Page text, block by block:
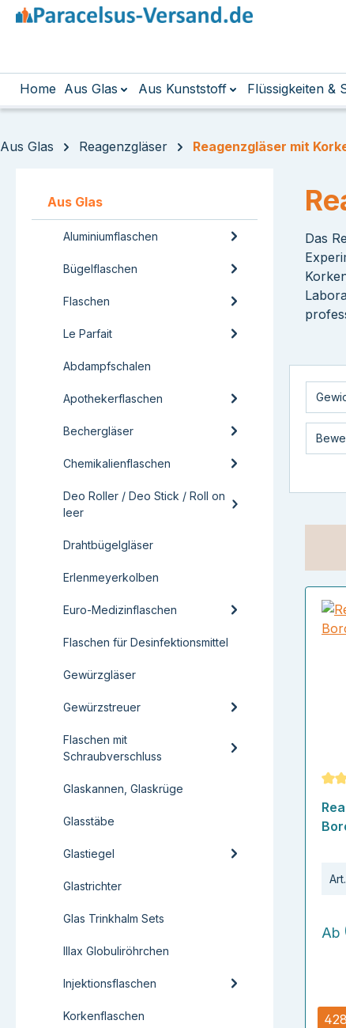
Hauptinhalt springen
Zur Suche springen
Zur Hauptnavigation springen
Home Aus Glas Aus Kunststoff Flüssigkeiten &
Aus Glas Reagenzgläser Reagenzgläser mit
Aus Glas
Aluminiumflaschen
Bügelflaschen
Flaschen
Le Parfait
Abdampfschalen
Apothekerflaschen
Bechergläser
Chemikalienflaschen
Deo Roller / Deo Stick / Roll on
leer
Drahtbügelgläser
Erlenmeyerkolben
Euro-Medizinflaschen
Flaschen für Desinfektionsmittel
Gewürzgläser
Gewürzstreuer
Flaschen mit
Schraubverschluss
Glaskannen, Glaskrüge
Glasstäbe
Glastiegel
Glastrichter
Glas Trinkhalm Sets
Illax Globuliröhrchen
Injektionsflaschen
Korkenflaschen
Das
Ab